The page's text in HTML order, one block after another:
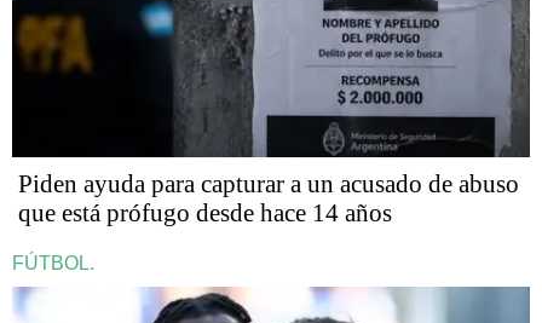
Piden ayuda para capturar a un acusado de abuso
que está prófugo desde hace 14 años
FÚTBOL.